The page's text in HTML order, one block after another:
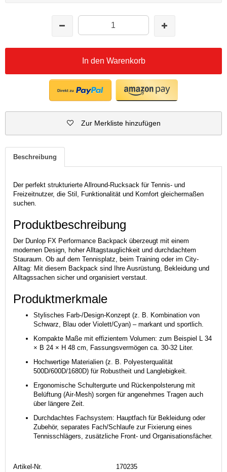
In den Warenkorb
Zur Merkliste hinzufügen
Beschreibung
Der perfekt strukturierte Allround-Rucksack für Tennis- und
Freizeitnutzer, die Stil, Funktionalität und Komfort gleichermaßen
suchen.
Produktbeschreibung
Der Dunlop FX Performance Backpack überzeugt mit einem
modernen Design, hoher Alltagstauglichkeit und durchdachtem
Stauraum. Ob auf dem Tennisplatz, beim Training oder im City-
Alltag: Mit diesem Backpack sind Ihre Ausrüstung, Bekleidung und
Alltagssachen sicher und organisiert verstaut.
Produktmerkmale
Stylisches Farb-/Design-Konzept (z. B. Kombination von
Schwarz, Blau oder Violett/Cyan) – markant und sportlich.
Kompakte Maße mit effizientem Volumen: zum Beispiel L 34
× B 24 × H 48 cm, Fassungsvermögen ca. 30-32 Liter.
Hochwertige Materialien (z. B. Polyesterqualität
500D/600D/1680D) für Robustheit und Langlebigkeit.
Ergonomische Schultergurte und Rückenpolsterung mit
Belüftung (Air-Mesh) sorgen für angenehmes Tragen auch
über längere Zeit.
Durchdachtes Fachsystem: Hauptfach für Bekleidung oder
Zubehör, separates Fach/Schlaufe zur Fixierung eines
Tennisschlägers, zusätzliche Front- und Organisationsfächer.
Artikel-Nr.
170235